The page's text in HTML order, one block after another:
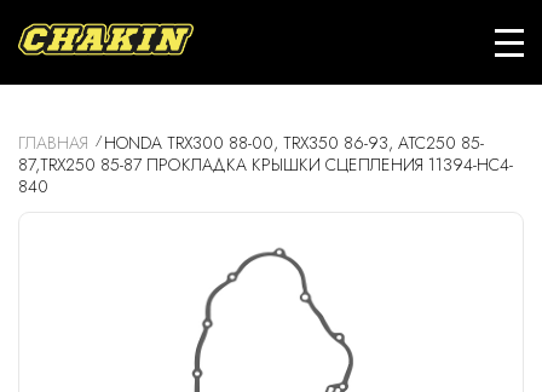
ГЛАВНАЯ
HONDA TRX300 88-00, TRX350 86-93, ATC250 85-
87,TRX250 85-87 ПРОКЛАДКА КРЫШКИ СЦЕПЛЕНИЯ 11394-HC4-
840